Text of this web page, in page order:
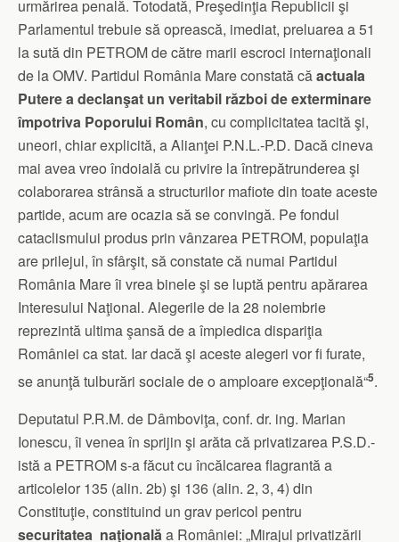
urmărirea penală. Totodată, Preşedinţia Republicii şi
Parlamentul trebuie să oprească, imediat, preluarea a 51
la sută din PETROM de către marii escroci internaţionali
de la OMV. Partidul România Mare constată căactuala
Putere a declanşat un veritabil război de exterminare
împotriva Poporului Român, cu complicitatea tacită şi,
uneori, chiar explicită, a Alianţei P.N.L.-P.D. Dacă cineva
mai avea vreo îndoială cu privire la întrepătrunderea şi
colaborarea strânsă a structurilor mafiote din toate aceste
partide, acum are ocazia să se convingă. Pe fondul
cataclismului produs prin vânzarea PETROM, populaţia
are prilejul, în sfârşit, să constate că numai Partidul
România Mare îi vrea binele şi se luptă pentru apărarea
Interesului Naţional. Alegerile de la 28 noiembrie
reprezintă ultima şansă de a împiedica dispariţia
României ca stat. Iar dacă şi aceste alegeri vor fi furate,
se anunţă tulburări sociale de o amploare excepţională“5.
Deputatul P.R.M. de Dâmboviţa, conf. dr. ing. Marian
Ionescu, îi venea în sprijin şi arăta că privatizarea P.S.D.-
istă a PETROM s-a făcut cu încălcarea flagrantă a
articolelor 135 (alin. 2b) şi 136 (alin. 2, 3, 4) din
Constituţie, constituind un grav pericol pentru
securitatea naţionalăa României: „Mirajul privatizării